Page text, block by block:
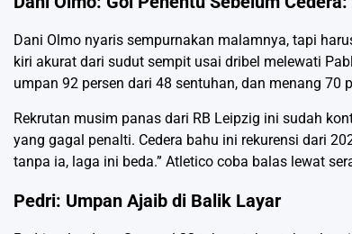
Dani Olmo nyaris sempurnakan malamnya, tapi
kiri akurat dari sudut sempit usai dribel melewati
umpan 92 persen dari 48 sentuhan, dan menang
Rekrutan musim panas dari RB Leipzig ini sudah
yang gagal penalti. Cedera bahu ini rekurensi dari
tanpa ia, laga ini beda.” Atletico coba balas lewat
Pedri: Umpan Ajaib di Balik Layar